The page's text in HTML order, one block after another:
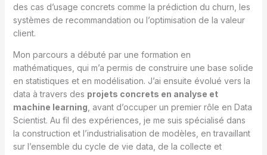
des cas d’usage concrets comme la prédiction du churn, les
systèmes de recommandation ou l’optimisation de la valeur
client.
Mon parcours a débuté par une formation en
mathématiques, qui m’a permis de construire une base solide
en statistiques et en modélisation. J’ai ensuite évolué vers la
data à travers des projets concrets en analyse et
machine learning , avant d’occuper un premier rôle en Data
Scientist. Au fil des expériences, je me suis spécialisé dans
la construction et l’industrialisation de modèles, en travaillant
sur l’ensemble du cycle de vie data, de la collecte et